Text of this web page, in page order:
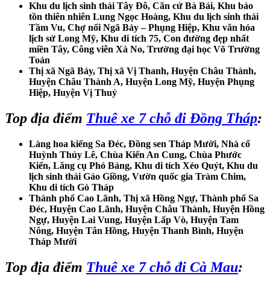
Khu du lịch sinh thái Tây Đô, Căn cứ Bà Bái, Khu bảo
tồn thiên nhiên Lung Ngọc Hoàng, Khu du lịch sinh thái
Tầm Vu, Chợ nổi Ngã Bảy – Phụng Hiệp, Khu văn hóa
lịch sử Long Mỹ, Khu di tích 75, Con đường đẹp nhất
miền Tây, Công viên Xà No, Trường đại học Võ Trường
Toản
Thị xã Ngã Bảy, Thị xã Vị Thanh, Huyện Châu Thành,
Huyện Châu Thành A, Huyện Long Mỹ, Huyện Phụng
Hiệp, Huyện Vị Thuỷ
Top địa điểm Thuê xe 7 chỗ đi Đồng Tháp:
Làng hoa kiểng Sa Đéc, Đồng sen Tháp Mười, Nhà cổ
Huỳnh Thủy Lê, Chùa Kiến An Cung, Chùa Phước
Kiển, Lăng cụ Phó Bảng, Khu di tích Xẻo Quýt, Khu du
lịch sinh thái Gáo Giồng, Vườn quốc gia Tràm Chim,
Khu di tích Gò Tháp
Thành phố Cao Lãnh, Thị xã Hồng Ngự, Thành phố Sa
Đéc, Huyện Cao Lãnh, Huyện Châu Thành, Huyện Hồng
Ngự, Huyện Lai Vung, Huyện Lấp Vò, Huyện Tam
Nông, Huyện Tân Hồng, Huyện Thanh Bình, Huyện
Tháp Mười
Top địa điểm Thuê xe 7 chỗ đi Cà Mau: